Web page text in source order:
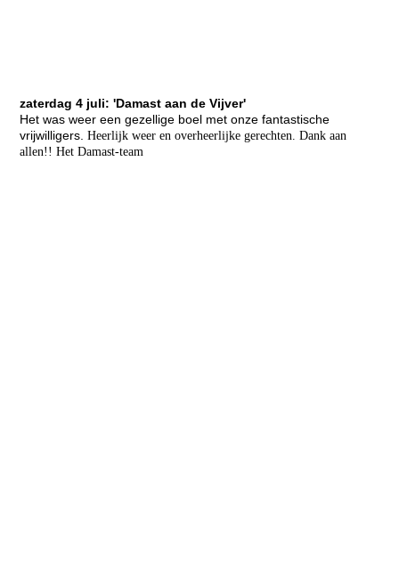
zaterdag 4 juli: 'Damast aan de Vijver'
Het was weer een gezellige boel met onze fantastische
vrijwilligers.Heerlijk weer en overheerlijke gerechten.Dank aan
allen!!Het Damast-team